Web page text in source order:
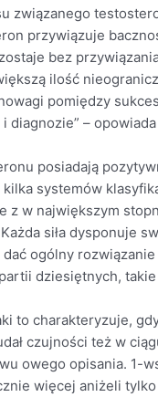
związanego
przywiązuje
bez
ilość
pomiędzy
–
posiadają
systemów
w największym
siła dysponuje
ogólny
dziesiętnych,
to charakteryzuje,
czujności też w
owego opisania.
więcej aniżeli